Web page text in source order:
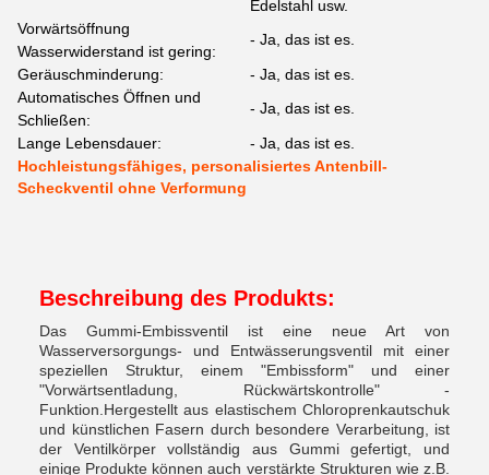
Edelstahl usw.
Vorwärtsöffnung
Wasserwiderstand ist gering:
- Ja, das ist es.
Geräuschminderung:
- Ja, das ist es.
Automatisches Öffnen und
Schließen:
- Ja, das ist es.
Lange Lebensdauer:
- Ja, das ist es.
Hochleistungsfähiges, personalisiertes Antenbill-
Scheckventil ohne Verformung
Beschreibung des Produkts:
Das Gummi-Embissventil ist eine neue Art von
Wasserversorgungs- und Entwässerungsventil mit einer
speziellen Struktur, einem "Embissform" und einer
"Vorwärtsentladung, Rückwärtskontrolle" -
Funktion.Hergestellt aus elastischem Chloroprenkautschuk
und künstlichen Fasern durch besondere Verarbeitung, ist
der Ventilkörper vollständig aus Gummi gefertigt, und
einige Produkte können auch verstärkte Strukturen wie z.B.